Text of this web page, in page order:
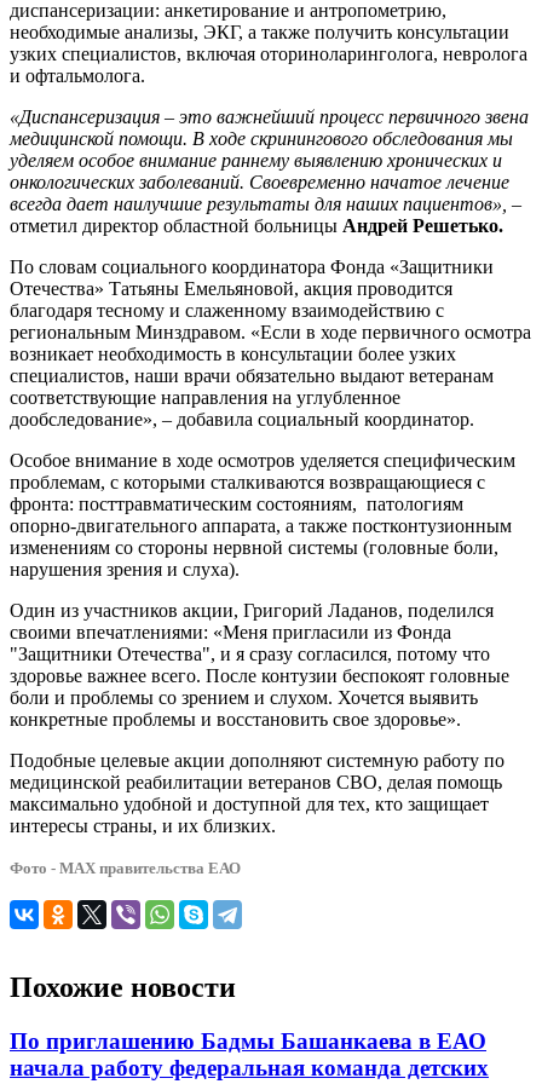
диспансеризации: анкетирование и антропометрию,
необходимые анализы, ЭКГ, а также получить консультации
узких специалистов, включая оториноларинголога, невролога
и офтальмолога.
«Диспансеризация – это важнейший процесс первичного звена
медицинской помощи. В ходе скринингового обследования мы
уделяем особое внимание раннему выявлению хронических и
онкологических заболеваний. Своевременно начатое лечение
всегда дает наилучшие результаты для наших пациентов», –
отметил директор областной больницы Андрей Решетько.
По словам социального координатора Фонда «Защитники
Отечества» Татьяны Емельяновой, акция проводится
благодаря тесному и слаженному взаимодействию с
региональным Минздравом. «Если в ходе первичного осмотра
возникает необходимость в консультации более узких
специалистов, наши врачи обязательно выдают ветеранам
соответствующие направления на углубленное
дообследование», – добавила социальный координатор.
Особое внимание в ходе осмотров уделяется специфическим
проблемам, с которыми сталкиваются возвращающиеся с
фронта: посттравматическим состояниям, патологиям
опорно-двигательного аппарата, а также постконтузионным
изменениям со стороны нервной системы (головные боли,
нарушения зрения и слуха).
Один из участников акции, Григорий Ладанов, поделился
своими впечатлениями: «Меня пригласили из Фонда
"Защитники Отечества", и я сразу согласился, потому что
здоровье важнее всего. После контузии беспокоят головные
боли и проблемы со зрением и слухом. Хочется выявить
конкретные проблемы и восстановить свое здоровье».
Подобные целевые акции дополняют системную работу по
медицинской реабилитации ветеранов СВО, делая помощь
максимально удобной и доступной для тех, кто защищает
интересы страны, и их близких.
Фото - МАХ правительства ЕАО
Похожие новости
По приглашению Бадмы Башанкаева в ЕАО
начала работу федеральная команда детских